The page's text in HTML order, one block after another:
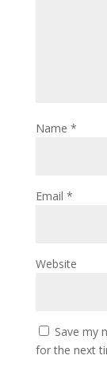
Name *
Email *
Website
Save my
for the next